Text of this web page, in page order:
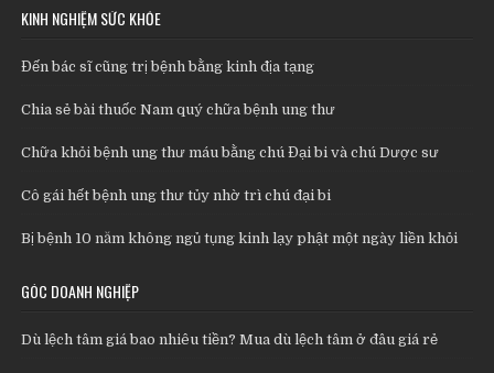
KINH NGHIỆM SỨC KHỎE
Đến bác sĩ cũng trị bệnh bằng kinh địa tạng
Chia sẻ bài thuốc Nam quý chữa bệnh ung thư
Chữa khỏi bệnh ung thư máu bằng chú Đại bi và chú Dược sư
Cô gái hết bệnh ung thư tủy nhờ trì chú đại bi
Bị bệnh 10 năm không ngủ tụng kinh lạy phật một ngày liền khỏi
GÓC DOANH NGHIỆP
Dù lệch tâm giá bao nhiêu tiền? Mua dù lệch tâm ở đâu giá rẻ